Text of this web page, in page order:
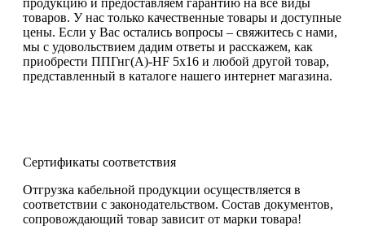
товаров. У нас только качественные товары и доступные
цены. Если у Вас остались вопросы – свяжитесь с нами,
мы с удовольствием дадим ответы и расскажем, как
приобрести ППГнг(А)-HF 5х16 и любой другой товар,
представленный в каталоге нашего интернет магазина.
Сертификаты соответствия
Отгрузка кабельной продукции осуществляется в
соответствии с законодательством. Состав документов,
сопровождающий товар зависит от марки товара!